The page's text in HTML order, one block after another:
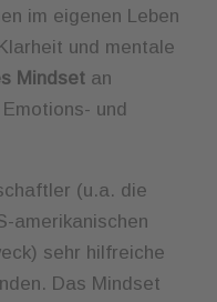
im eigenen Leben
und mentale
Mindset an
und
(u.a. die
amerikanischen
sehr hilfreiche
Das Mindset